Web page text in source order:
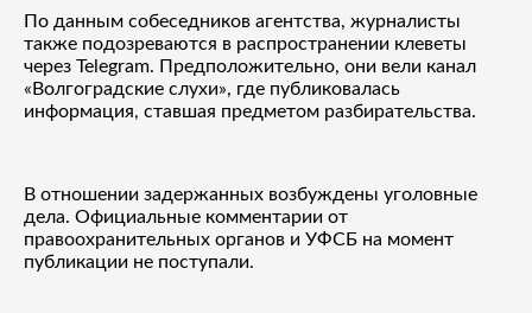
По данным собеседников агентства, журналисты
также подозреваются в распространении клеветы
через Telegram. Предположительно, они вели канал
«Волгоградские слухи», где публиковалась
информация, ставшая предметом разбирательства.
В отношении задержанных возбуждены уголовные
дела. Официальные комментарии от
правоохранительных органов и УФСБ на момент
публикации не поступали.